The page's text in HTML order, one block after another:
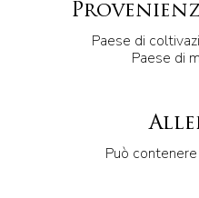
Paese di
Paese di
Può